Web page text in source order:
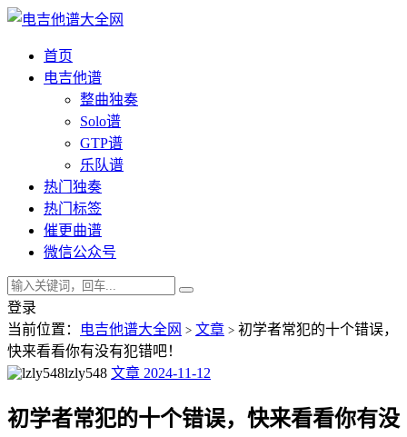
首页
电吉他谱
整曲独奏
Solo谱
GTP谱
乐队谱
热门独奏
热门标签
催更曲谱
微信公众号
登录
当前位置：
电吉他谱大全网 > 文章 > 初学者常犯的十个错误，
快来看看你有没有犯错吧！
lzly548 文章 2024-11-12
初学者常犯的十个错误，快来看看你有没